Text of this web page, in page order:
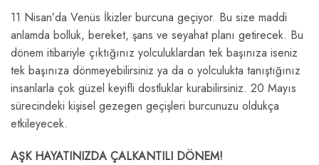
11 Nisan’da Venüs İkizler burcuna geçiyor. Bu size maddi
anlamda bolluk, bereket, şans ve seyahat planı getirecek. Bu
dönem itibariyle çıktığınız yolculuklardan tek başınıza iseniz
tek başınıza dönmeyebilirsiniz ya da o yolculukta tanıştığınız
insanlarla çok güzel keyifli dostluklar kurabilirsiniz. 20 Mayıs
sürecindeki kişisel gezegen geçişleri burcunuzu oldukça
etkileyecek.
AŞK HAYATINIZDA ÇALKANTILI DÖNEM!